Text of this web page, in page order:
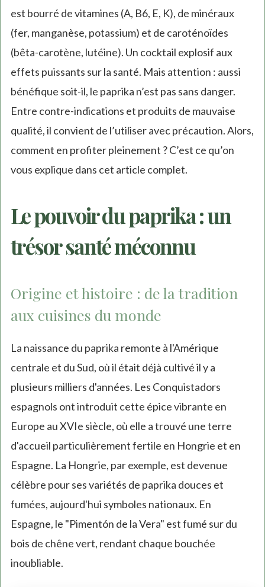
est bourré de vitamines (A, B6, E, K), de minéraux
(fer, manganèse, potassium) et de caroténoïdes
(bêta-carotène, lutéine). Un cocktail explosif aux
effets puissants sur la santé. Mais attention : aussi
bénéfique soit-il, le paprika n’est pas sans danger.
Entre contre-indications et produits de mauvaise
qualité, il convient de l’utiliser avec précaution. Alors,
comment en profiter pleinement ? C’est ce qu’on
vous explique dans cet article complet.
Le pouvoir du paprika : un
trésor santé méconnu
Origine et histoire : de la tradition
aux cuisines du monde
La naissance du paprika remonte à l'Amérique
centrale et du Sud, où il était déjà cultivé il y a
plusieurs milliers d'années. Les Conquistadors
espagnols ont introduit cette épice vibrante en
Europe au XVIe siècle, où elle a trouvé une terre
d'accueil particulièrement fertile en Hongrie et en
Espagne. La Hongrie, par exemple, est devenue
célèbre pour ses variétés de paprika douces et
fumées, aujourd'hui symboles nationaux. En
Espagne, le "Pimentón de la Vera" est fumé sur du
bois de chêne vert, rendant chaque bouchée
inoubliable.